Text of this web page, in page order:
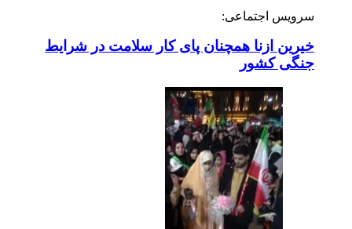
سرویس اجتماعی:
خیرین ازنا همچنان پای کار سلامت در شرایط
جنگی کشور